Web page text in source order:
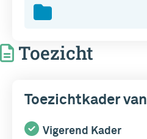
Toezicht
Toezichtkader
Vigerend Kader